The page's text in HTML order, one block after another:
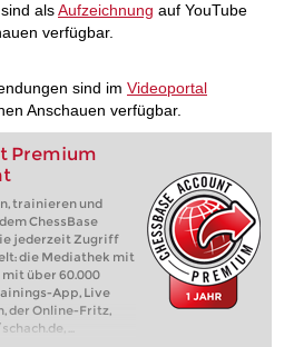
alsAufzeichnung auf YouTube
verfügbar.
sind im Videoportal
Anschauen verfügbar.
Premium
trainieren und
ChessBase
jederzeit Zugriff
die Mediathek mit
über 60.000
App, Live
der Online-Fritz,
...